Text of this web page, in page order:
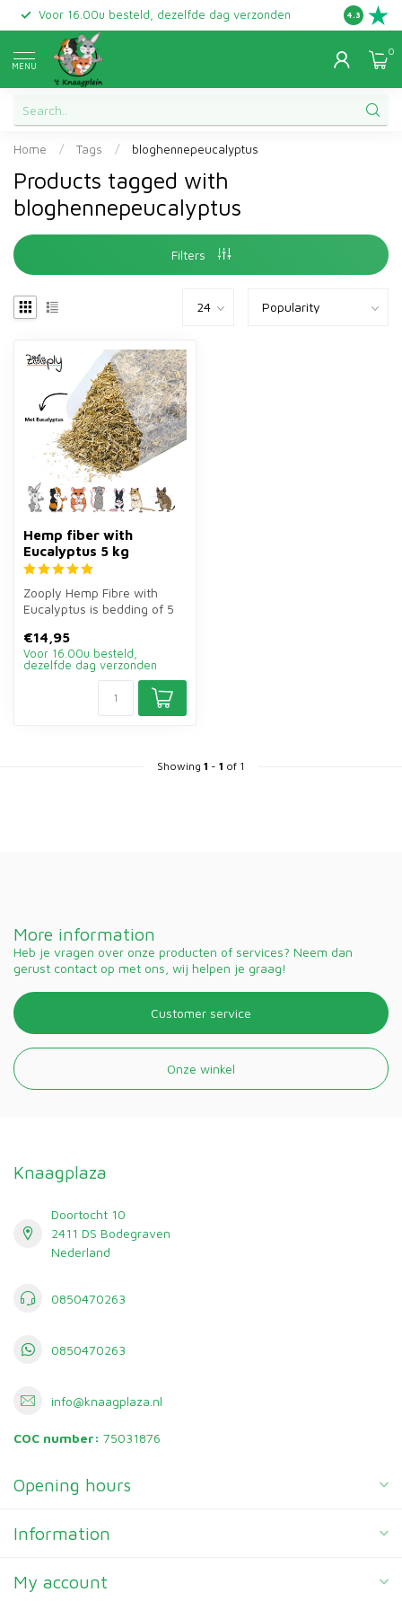
Voor 16.00u besteld, dezelfde dag verzonden Gratis
4.3
MENU
0
Home / Tags / bloghennepeucalyptus
Products tagged with
bloghennepeucalyptus
Filters
Hemp fiber with
Eucalyptus 5 kg
Zooply Hemp Fibre with
Eucalyptus is bedding of 5
h...
€14,95
Voor 16.00u besteld,
dezelfde dag verzonden
Showing 1 - 1 of 1
More information
Heb je vragen over onze producten of services? Neem dan
gerust contact op met ons, wij helpen je graag!
Customer service
Onze winkel
Knaagplaza
Doortocht 10
2411 DS Bodegraven
Nederland
0850470263
0850470263
info@knaagplaza.nl
COC number: 75031876
Opening hours
Information
My account